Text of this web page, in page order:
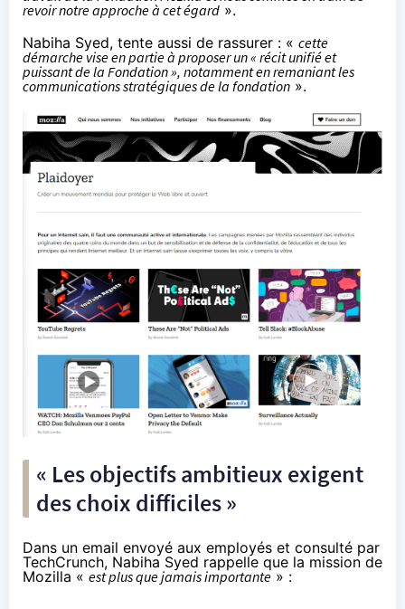
revoir notre approche à cet égard ».
Nabiha Syed, tente aussi de rassurer : « cette
démarche vise en partie à proposer un « récit unifié et
puissant de la Fondation », notamment en remaniant les
communications stratégiques de la fondation ».
« Les objectifs ambitieux exigent
des choix difficiles »
Dans un email envoyé aux employés et consulté par
TechCrunch, Nabiha Syed rappelle que la mission de
Mozilla « est plus que jamais importante » :